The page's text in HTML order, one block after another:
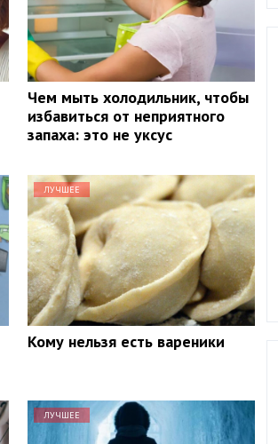
Чем мыть холодильник, чтобы
избавиться от неприятного
запаха: это не уксус
ЛУЧШЕЕ
Кому нельзя есть вареники
ЛУЧШЕЕ